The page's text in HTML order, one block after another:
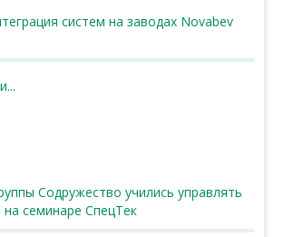
систем на заводах Novabev
Содружество учились управлять
семинаре СпецТек